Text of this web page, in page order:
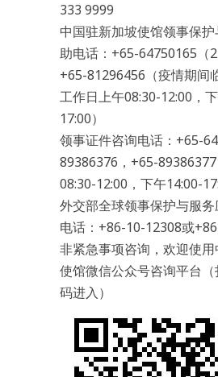
333 9999
中国驻新加坡使馆领事保
助电话：+65-64750165（
+65-81296456（疫情期间
工作日上午08:30-12:00，
17:00）
领事证件咨询电话：+65-
89386376，+65-
08:30-12:00，下午14:00-
外交部全球领事保护与服
电话：+86-10-12308或
非紧急事项咨询，欢迎使
使馆微信公众号咨询平台
码进入）